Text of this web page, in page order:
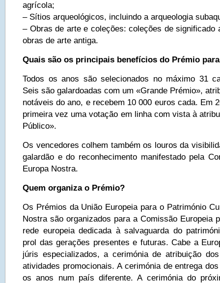
agrícola;
– Sítios arqueológicos, incluindo a arqueologia
– Obras de arte e coleções: coleções de significado
obras de arte antiga.
Quais são os principais benefícios do Prémio
Todos os anos são selecionados no máximo 31
Seis são galardoadas com um «Grande Prémio»,
notáveis do ano, e recebem 10 000 euros cada. Em
primeira vez uma votação em linha com vista à
Público».
Os vencedores colhem também os louros da
galardão e do reconhecimento manifestado pela
Europa Nostra.
Quem organiza o Prémio?
Os Prémios da União Europeia para o Património
Nostra são organizados para a Comissão Europeia
rede europeia dedicada à salvaguarda do
prol das gerações presentes e futuras. Cabe a
júris especializados, a cerimónia de atribuição
atividades promocionais. A cerimónia de entrega
os anos num país diferente. A cerimónia do